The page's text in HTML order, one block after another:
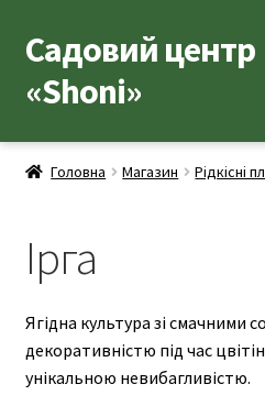
Перейти
до
навігації
Перейти
до
вмісту
Садовий центр
«Shoni»
Каталог товарів
Виноград
Екзотичні
Головна Магазин Рідкісні
Ірга
Ягідна культура зі смачними
декоративністю під час
унікальною невибагливістю.